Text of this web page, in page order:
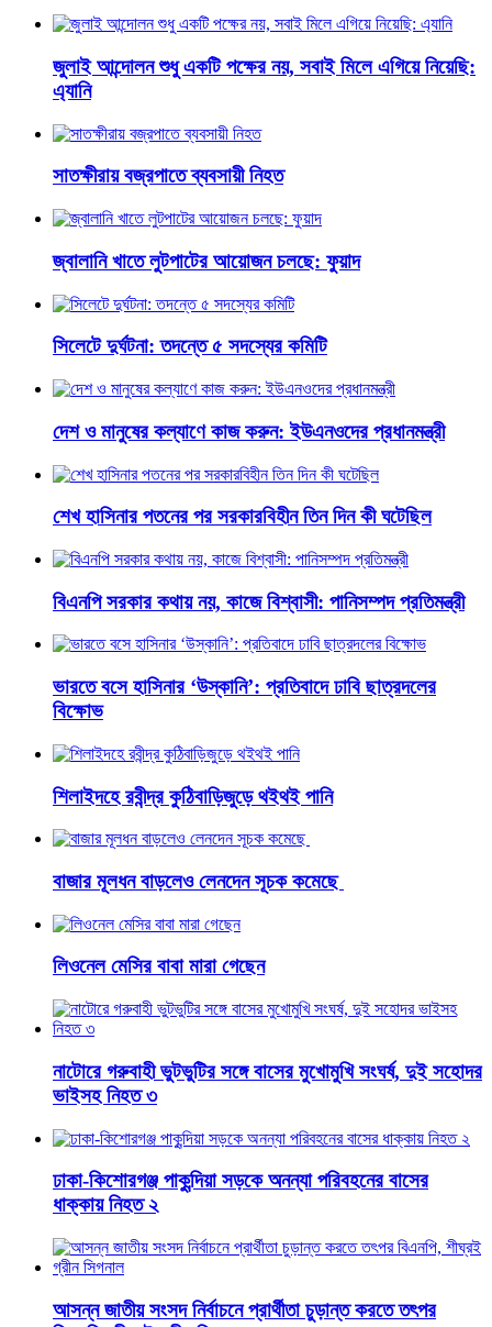
জুলাই আন্দোলন শুধু একটি পক্ষের নয়, সবাই মিলে এগিয়ে নিয়েছি:
এ্যানি
সাতক্ষীরায় বজ্রপাতে ব্যবসায়ী নিহত
জ্বালানি খাতে লুটপাটের আয়োজন চলছে: ফুয়াদ
সিলেটে দুর্ঘটনা: তদন্তে ৫ সদস্যের কমিটি
দেশ ও মানুষের কল্যাণে কাজ করুন: ইউএনওদের প্রধানমন্ত্রী
শেখ হাসিনার পতনের পর সরকারবিহীন তিন দিন কী ঘটেছিল
বিএনপি সরকার কথায় নয়, কাজে বিশ্বাসী: পানিসম্পদ প্রতিমন্ত্রী
ভারতে বসে হাসিনার ‘উস্কানি’: প্রতিবাদে ঢাবি ছাত্রদলের
বিক্ষোভ
শিলাইদহে রবীন্দ্র কুঠিবাড়িজুড়ে থইথই পানি
বাজার মূলধন বাড়লেও লেনদেন সূচক কমেছে
লিওনেল মেসির বাবা মারা গেছেন
নাটোরে গরুবাহী ভুটভুটির সঙ্গে বাসের মুখোমুখি সংঘর্ষ, দুই সহোদর
ভাইসহ নিহত ৩
ঢাকা-কিশোরগঞ্জ পাকুন্দিয়া সড়কে অনন্যা পরিবহনের বাসের
ধাক্কায় নিহত ২
আসন্ন জাতীয় সংসদ নির্বাচনে প্রার্থীতা চুড়ান্ত করতে তৎপর